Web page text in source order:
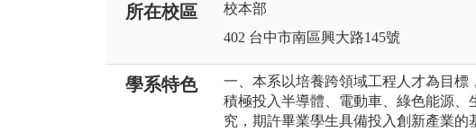
所在校區
校本部
402 台中市南區興大路145號
學系特色
一、本系以培養跨領域工程人才為目標
積極投入半導體、電動車、綠色能源、
究，期許畢業學生具備投入創新產業